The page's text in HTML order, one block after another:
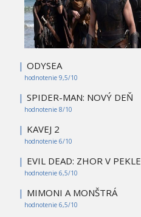
| ODYSEA
hodnotenie 9,5/10
| SPIDER-MAN: NOVÝ DEŇ
hodnotenie 8/10
| KAVEJ 2
hodnotenie 6/10
| EVIL DEAD: ZHOR V PEKLE
hodnotenie 6,5/10
| MIMONI A MONŠTRÁ
hodnotenie 6,5/10